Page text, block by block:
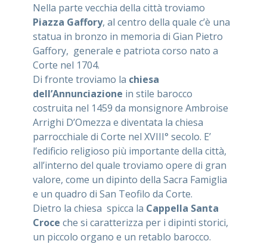
Nella parte vecchia della città troviamo
Piazza Gaffory, al centro della quale c’è una
statua in bronzo in memoria di Gian Pietro
Gaffory, generale e patriota corso nato a
Corte nel 1704.
Di fronte troviamo la chiesa
dell’Annunciazione in stile barocco
costruita nel 1459 da monsignore Ambroise
Arrighi D’Omezza e diventata la chiesa
parrocchiale di Corte nel XVIII° secolo. E’
l’edificio religioso più importante della città,
all’interno del quale troviamo opere di gran
valore, come un dipinto della Sacra Famiglia
e un quadro di San Teofilo da Corte.
Dietro la chiesa spicca la Cappella Santa
Croce che si caratterizza per i dipinti storici,
un piccolo organo e un retablo barocco.